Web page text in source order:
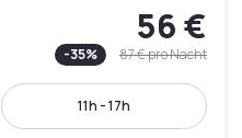
56 €
-35% 87 €pro Nacht
11h - 17h